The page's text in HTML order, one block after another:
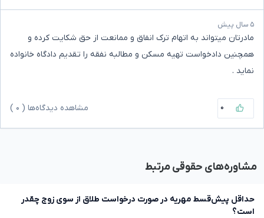
۵ سال پیش
مادرتان میتواند به اتهام ترک انفاق و ممانعت از حق شکایت کرده و
همچنین دادخواست تهیه مسکن و مطالبه نفقه را تقدیم دادگاه خانواده
نماید .
۰ مشاهده دیدگاه‌ها ( ۰
مشاوره‌های حقوقی مرتبط
حداقل پیش‌قسط مهریه در صورت درخواست طلاق از سوی زوج چقدر
است؟